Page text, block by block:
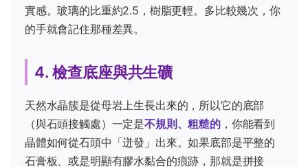
實感。玻璃的比重約2.5，樹脂更輕。多比較幾次，你
的手就會記住那種差異。
4. 檢查底座與共生礦
天然水晶簇是從母岩上生長出來的，所以它的底部
（與石頭接觸處）一定是不規則、粗糙的，你能看到
晶體如何從石頭中「迸發」出來。如果底部是平整的
石膏板、或是明顯有膠水黏合的痕跡，那就是拼接